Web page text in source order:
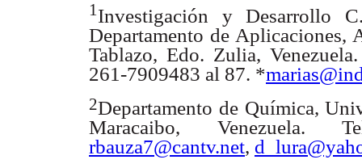
1 Investigación y Desarrollo
Departamento de Aplicaciones,
Tablazo, Edo. Zulia,
261-7909483 al 87. *
2Departamento de Química,
Maracaibo, Venezuela.
rbauza7@cantv.net,